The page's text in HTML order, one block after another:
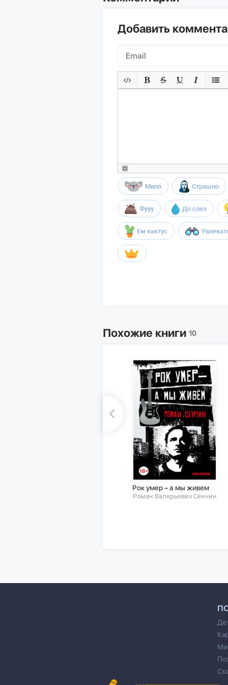
Добавить
Мило Страшно
Фууу До слез
Ем кактус
Похожие книги 10
Рок умер – а мы живем
Роман Валерьевич Сенчин